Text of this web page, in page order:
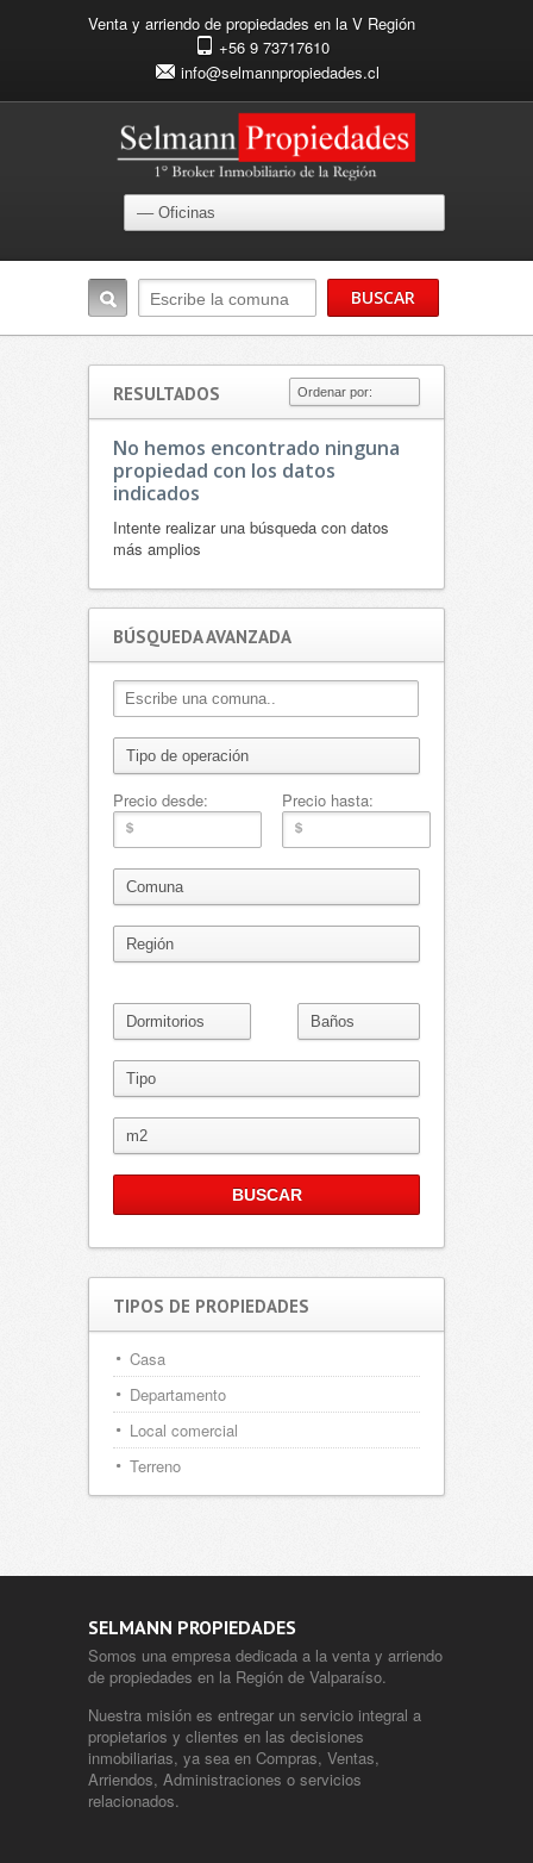
Venta y arriendo de propiedades en la V Región
+56 9 73717610
info@selmannpropiedades.cl
RESULTADOS
No hemos encontrado ninguna
propiedad con los datos
indicados
Intente realizar una búsqueda con datos
más amplios
BÚSQUEDA AVANZADA
Precio desde: Precio hasta:
TIPOS DE PROPIEDADES
Casa
Departamento
Local comercial
Terreno
SELMANN PROPIEDADES
Somos una empresa dedicada a la venta y arriendo
de propiedades en la Región de Valparaíso.
Nuestra misión es entregar un servicio integral a
propietarios y clientes en las decisiones
inmobiliarias, ya sea en Compras, Ventas,
Arriendos, Administraciones o servicios
relacionados.